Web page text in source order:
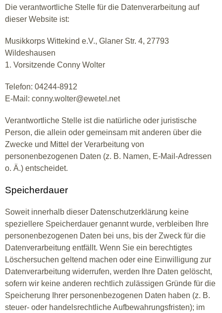
Die verantwortliche Stelle für die Datenverarbeitung auf
dieser Website ist:
Musikkorps Wittekind e.V., Glaner Str. 4, 27793
Wildeshausen
1. Vorsitzende Conny Wolter
Telefon: 04244-8912
E-Mail: conny.wolter@ewetel.net
Verantwortliche Stelle ist die natürliche oder juristische
Person, die allein oder gemeinsam mit anderen über die
Zwecke und Mittel der Verarbeitung von
personenbezogenen Daten (z. B. Namen, E-Mail-Adressen
o. Ä.) entscheidet.
Speicherdauer
Soweit innerhalb dieser Datenschutzerklärung keine
speziellere Speicherdauer genannt wurde, verbleiben Ihre
personenbezogenen Daten bei uns, bis der Zweck für die
Datenverarbeitung entfällt. Wenn Sie ein berechtigtes
Löschersuchen geltend machen oder eine Einwilligung zur
Datenverarbeitung widerrufen, werden Ihre Daten gelöscht,
sofern wir keine anderen rechtlich zulässigen Gründe für die
Speicherung Ihrer personenbezogenen Daten haben (z. B.
steuer- oder handelsrechtliche Aufbewahrungsfristen); im